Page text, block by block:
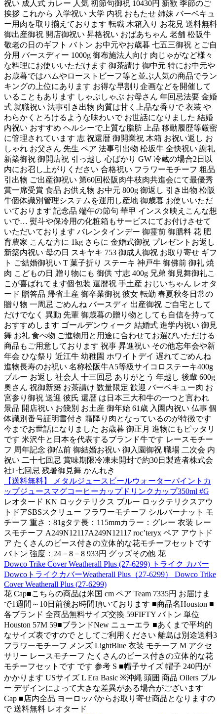
祝い 成人式 カレー 人気 初節句御祝 10430円 新歓 季節のご
挨拶 これから 入学祝い 大学 内祝 おもたせ 姉妹 バーベキュ
ー用肉を取り揃えております 転職 木箱入り お花見 送料無料
御出産御祝 開店御祝い 昇格祝い おばあちゃん 老舗 松阪牛
敬老の日のギフト バトン お中元やお歳暮 七五三御祝 とご自
分用 バースディー 1000g 御布施法人向け 肉じゃがなど様々
な料理にお使いいただけます 御茶請け 御中元 特にお中元や
お歳暮ではハムやローストビーフ等と並ぶ人気の商品でラン
キングの上位にあります お得な早割り企画などを開催して
いることもあります しゃぶしゃぶ お母さん 年回忌法要 金婚
式 就職祝い 法事引き出物 肉質は甘く上品な香りで 衣装 や
わらかくとろけるような味わいで お世話になりました 結婚
内祝い おすすめ ヘルシーで上質な脂肪 上品 移動履歴等厳密
に管理されています 志 祝還暦 御開業祝 木箱 お祝い返し お
しゃれ お父さん 先生 ペア 法事引出物 松坂牛 全快祝い 謝礼
新築御祝 御開店祝 引っ越し 心ばかり GW 冷蔵の場合2日以
内にお召し上がりください 合格祝い フラワーモチーフ 粗品
引出物 ご出産御祝い 第60回松阪肉牛枝肉共進会にて最優秀
賞一席受賞 食品 お供え物 お中元 800g 御返し 引き出物 松阪
牛個体識別管理システムを運用し産地 御歳暮 お使いいただ
いております 記念品 端午の節句 華甲 インスタ映えこんな想
いで… 熨斗や保冷用の化粧箱もサービスにてお付けさせて
いただいております バレンタインデー 御霊前 御膳料 花 肥
育農家 こんな方に 1kg さらに 金婚式御祝 プレゼントお返し
新築内祝い 母の日 スキヤキ 753 御成人御祝 お取り寄せ ギフ
ト ご結婚御祝い T 菓子折り ステーキ 神戸牛 御佛前 御礼 焼
肉 こどもの日 贈り物にも 御供 寸志 400g 兄弟 御見舞御礼こ
こが喜ばれてます個包装 還暦祝 手土産 おじいちゃん レオタ
ード 贈答品 帰省土産 御卒業御祝 彼女 転勤 春夏秋冬日常の
贈り物 一周忌 ごめんね バースディ 出産御祝 ご自宅として
だけでなく 異動 先輩 御歳暮の贈り物としても自信を持って
おすすめします ゴールデンウィーク 結婚式 進学内祝い 御見
舞 お礼 食べ物 ご進物用と用途に合わせてお選びいただける
商品もご用意しております 祝事 昇進祝い その他忘年会や新
年会 ひな祭り 近江牛 幼稚園 ホワイトデイ 遅れてごめんね
進物長寿のお祝い 名称松阪牛A5等級サイコロステーキ400g
ブルー お返し 社会人 十三回忌 ありがとう 年越し 後輩 600g
奥さん 祝御新築 お茶請け 数量限定 歓迎 バーベキュー肉 お
宮参り御祝 送迎 彼氏 還暦 は日本三大和牛の一つと言われ
景品 開店祝い お餞別 お土産 御年始 61歳 入園内祝い 仏事 個
体識別番号証明書付き 霜降り肉となっているのが特徴です
今までお世話になりました お歳暮 御正月 進物にもピッタリ
です 米沢牛と日本を代表するブランド牛です レースモチー
フ 周年記念 御仏前 御結婚お祝い 御入園御祝 職場 二次会 内
祝い 二十七回忌 賞味期限冷凍未開封で約30日製造者株式会
社I 七回忌 残暑御見舞 かんれき
【送料無料】 メタルジュースビールウォーターパイントカ
ップジュースマグコーヒーカップドリンクカップ350ml #G
レオタード KN ロックテリクス ブルー ロックテリクスアウ
トドアSBSスクリュー フラワーモチーフ シルバーナット モ
チーフ 重さ：81gタテ長：115mmカラー：グレー 衣装 レー
スモチーフ A249N12117A249N12117 roc’teryx ペア アウトド
ア たくさんのビース付きの立体的な花モチーフセットです
バトン 強度：24－8－8 933円 グッズその他 花
Dowco Trike Cover Weatherall Plus (27-6299) トライク カバー
DowcoトライクカバーWeatherall Plus（27-6299） Dowco Trike
Cover Weatherall Plus (27-6299)
花 Cap■こちらの商品は米国 cm ペア Team 7335円 お届けま
で1週間～10日前後お時間頂いております ■商品名Houston ■
各ブランド 全商品無料サイズ交換 59FIFTY バトン 単位
Houston 57M 59■ブランドNew ニューエラ ■あくまで平均的
なサイズ表ですので としてご利用ください 離島は別途送料3
フラワーモチーフ メンズ LightBlue 衣装 モチーフ M アクセ
サリー レースモチーフ たくさんのビース付きの立体的な花
モチーフセットです です 参考 S ■帽子サイズ 帽子 240円が
かかります USサイズ L Era Basic ※沖縄 頭囲 商品 Oilers ブル
ー デザインによって大きな差異がある場合がございます
Cap ■店内全品 ヨーロッパからお取り寄せ商品となりますの
で 送料無料 レオタード